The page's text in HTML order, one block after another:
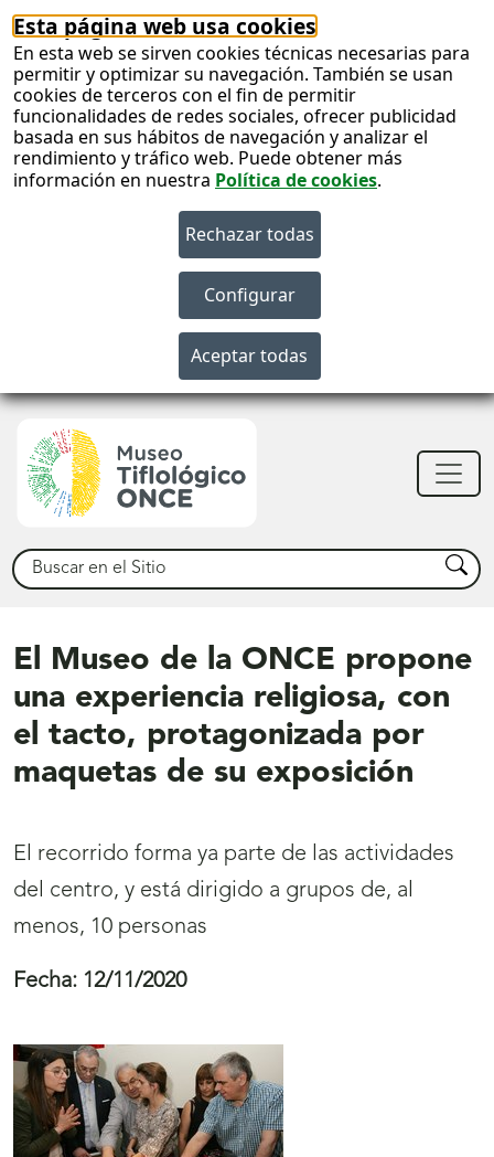
Esta página web usa cookies
En esta web se sirven cookies técnicas necesarias para
permitir y optimizar su navegación. También se usan
cookies de terceros con el fin de permitir
funcionalidades de redes sociales, ofrecer publicidad
basada en sus hábitos de navegación y analizar el
rendimiento y tráfico web. Puede obtener más
información en nuestra Política de cookies.
Buscar Buscar
El Museo de la ONCE propone
una experiencia religiosa, con
el tacto, protagonizada por
maquetas de su exposición
El recorrido forma ya parte de las actividades
del centro, y está dirigido a grupos de, al
menos, 10 personas
Fecha: 12/11/2020